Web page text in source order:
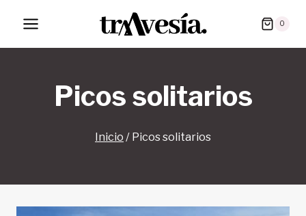
contenido
0
Picos solitarios
Inicio / Picos solitarios